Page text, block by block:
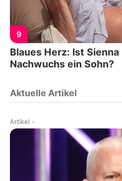
9
Blaues Herz: Ist
Nachwuchs ein Sohn?
Aktuelle Artikel
Artikel -